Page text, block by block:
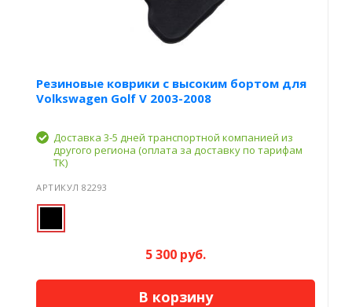
Резиновые коврики с высоким бортом для
Volkswagen Golf V 2003-2008
Доставка 3-5 дней транспортной компанией из
другого региона (оплата за доставку по тарифам
ТК)
АРТИКУЛ 82293
5 300 руб.
В корзину